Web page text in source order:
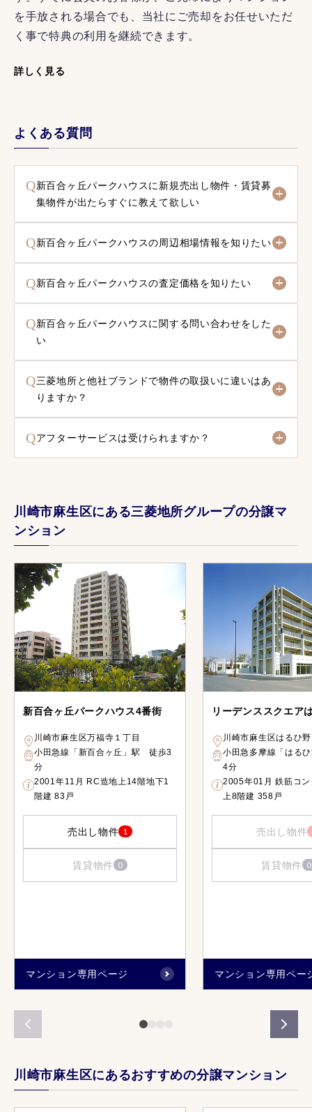
を手放される場合でも、当社にご売却をお任せいただ
く事で特典の利用を継続できます。
詳しく見る
よくある質問
Q新百合ヶ丘パークハウスに新規売出し物件・賃貸募
集物件が出たらすぐに教えて欲しい
Q新百合ヶ丘パークハウスの周辺相場情報を知りたい
Q新百合ヶ丘パークハウスの査定価格を知りたい
Q新百合ヶ丘パークハウスに関する問い合わせをした
い
Q三菱地所と他社ブランドで物件の取扱いに違いはあ
りますか？
Qアフターサービスは受けられますか？
川崎市麻生区にある三菱地所グループの分譲マ
ンション
新百合ヶ丘パークハウス4番街
川崎市麻生区万福寺１丁目
小田急線「新百合ヶ丘」駅 徒歩3
分
2001年11月 RC造地上14階地下1
階建 83戸
売出し物件 1
賃貸物件 0
マンション専用ページ
リーデンススクエア
川崎市麻生区はるひ
小田急多摩線「はる
4分
2005年01月 鉄筋コ
上8階建 358戸
売出し物件
賃貸物件 0
マンション専用ペー
川崎市麻生区にあるおすすめの分譲マンション